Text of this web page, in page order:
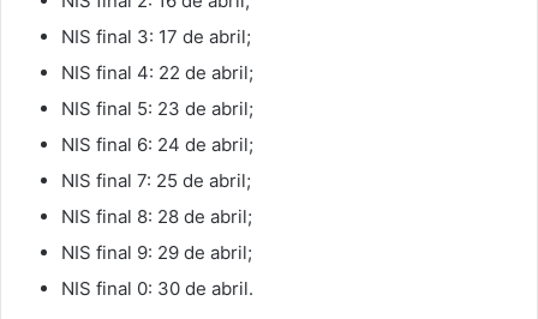
NIS final 3: 17 de abril;
NIS final 4: 22 de abril;
NIS final 5: 23 de abril;
NIS final 6: 24 de abril;
NIS final 7: 25 de abril;
NIS final 8: 28 de abril;
NIS final 9: 29 de abril;
NIS final 0: 30 de abril.